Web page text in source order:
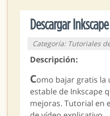
Descargar Inkscape
Categoría: Tutoriales
Descripción:
Como bajar gratis la
estable de Inkscape
mejoras. Tutorial en